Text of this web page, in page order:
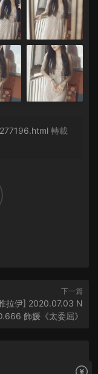
轉載
下一篇
拉伊] 2020.07.03 N
飾媛《太委屈》